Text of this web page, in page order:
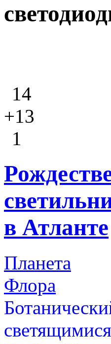
14
+13
1
в Атланте
Планета
Флора